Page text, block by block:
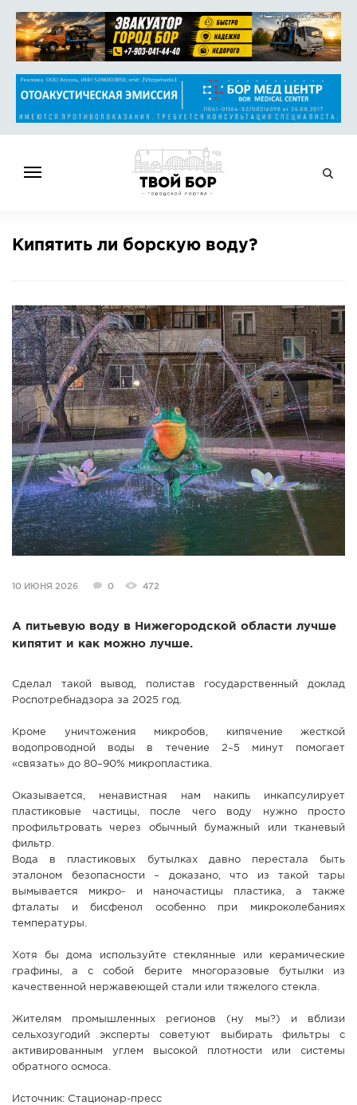
НОВОСТИ
РАБОТА
АФИША
СПРАВКА
КАМЕРЫ
КОНКУРСЫ
СТАТЬИ
ГОЛОСОВАНИЯ
ПРЕДЛОЖИТЬ НОВОСТЬ
ФОТО
Кипятить ли борскую воду?
10 ИЮНЯ 2026 0 472
А питьевую воду в Нижегородской области лучше
кипятит и как можно лучше.
Сделал такой вывод, полистав государственный доклад
Роспотребнадзора за 2025 год.
Кроме уничтожения микробов, кипячение жесткой
водопроводной воды в течение 2–5 минут помогает
«связать» до 80–90% микропластика.
Оказывается, ненавистная нам накипь инкапсулирует
пластиковые частицы, после чего воду нужно просто
профильтровать через обычный бумажный или тканевый
фильтр.
Вода в пластиковых бутылках давно перестала быть
эталоном безопасности – доказано, что из такой тары
вымывается микро- и наночастицы пластика, а также
фталаты и бисфенол особенно при микроколебаниях
температуры.
Хотя бы дома используйте стеклянные или керамические
графины, а с собой берите многоразовые бутылки из
качественной нержавеющей стали или тяжелого стекла.
Жителям промышленных регионов (ну мы?) и вблизи
сельхозугодий эксперты советуют выбирать фильтры с
активированным углем высокой плотности или системы
обратного осмоса.
Источник: Стационар-пресс